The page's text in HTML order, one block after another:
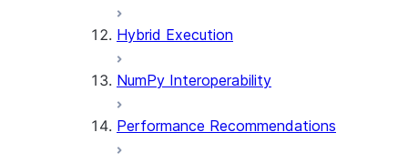
Hybrid Execution
NumPy Interoperability
Performance Recommendations